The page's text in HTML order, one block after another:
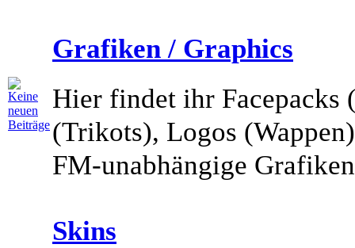
Grafiken / Graphics
Hier findet ihr
(Trikots), Logos
FM-unabhängige
Skins